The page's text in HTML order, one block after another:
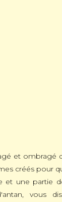
et ombragé
créés pour
et une partie
vous